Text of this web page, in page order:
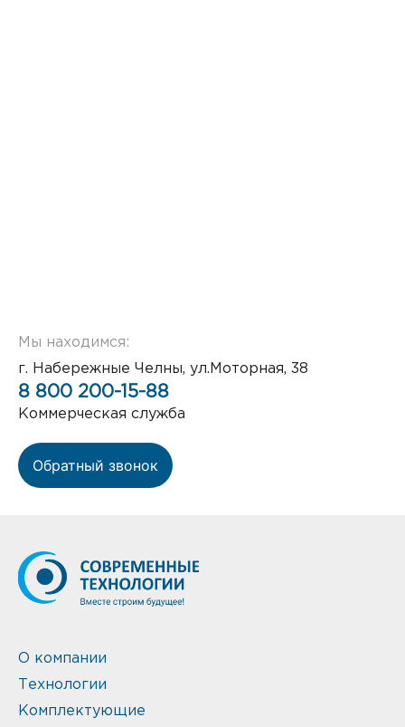
Мы находимся:
г. Набережные Челны, ул.Моторная, 38
8 800 200-15-88
Коммерческая служба
Обратный звонок
О компании
Технологии
Комплектующие